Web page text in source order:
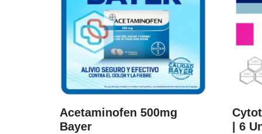
Acetaminofen 500mg
Bayer
| 6